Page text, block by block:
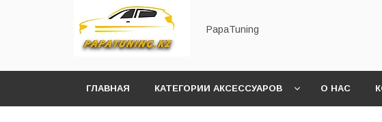
PapaTuning
ГЛАВНАЯ КАТЕГОРИИ АКСЕССУАРОВ О НАС